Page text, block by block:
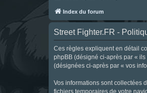
Index du forum
Street Fighter.FR -
Ces règles expliquent en détail
phpBB (désigné ci-après par «
(désignées ci-après par « vos
Vos informations sont collectées
fichiers temporaires de votre